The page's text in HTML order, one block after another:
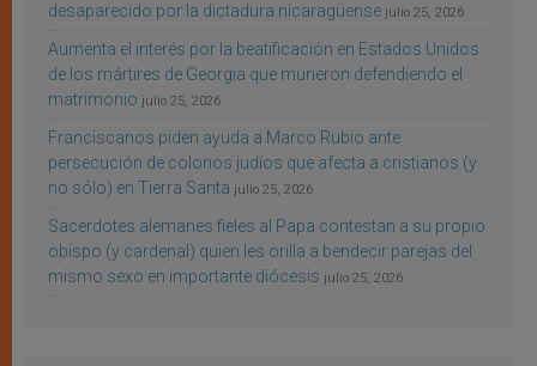
desaparecido por la dictadura nicaragüense julio 25, 2026
Aumenta el interés por la beatificación en Estados Unidos
de los mártires de Georgia que murieron defendiendo el
matrimonio julio 25, 2026
Franciscanos piden ayuda a Marco Rubio ante
persecución de colonos judíos que afecta a cristianos (y
no sólo) en Tierra Santa julio 25, 2026
Sacerdotes alemanes fieles al Papa contestan a su propio
obispo (y cardenal) quien les orilla a bendecir parejas del
mismo sexo en importante diócesis julio 25, 2026